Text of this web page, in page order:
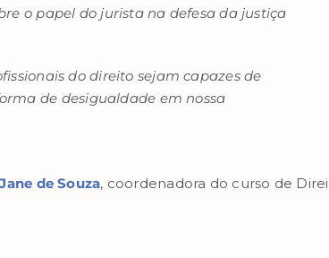
o papel do jurista na defesa da justiça
do direito sejam capazes de
de desigualdade em nossa
de Souza, coordenadora do curso de